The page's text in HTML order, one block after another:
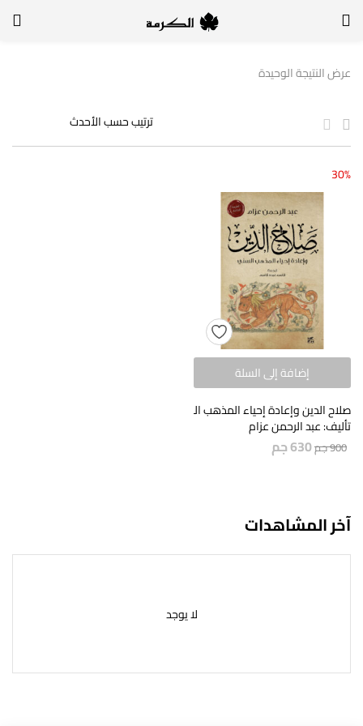
لتسجيل الدخول, أدخل اسم المستخدم وكلمة السر
تذكر بياناتي
عرض النتيجة الوحيدة
30%
إضافة إلى السلة
صلاح الدين وإعادة إحياء المذهب السني
تأليف: عبد الرحمن عزام
900جم630جم
آخر المشاهدات
لا يوجد